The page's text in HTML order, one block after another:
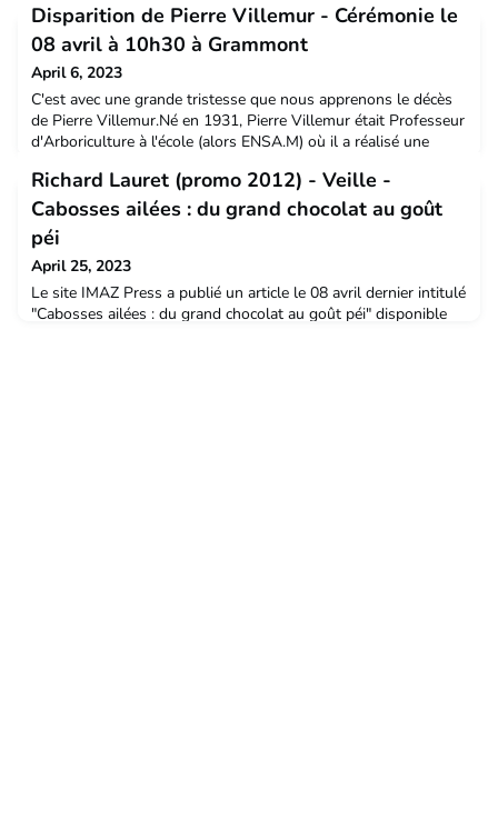
Disparition de Pierre Villemur - Cérémonie le
08 avril à 10h30 à Grammont
April 6, 2023
C'est avec une grande tristesse que nous apprenons le décès
de Pierre Villemur.Né en 1931, Pierre Villemur était Professeur
d'Arboriculture à l'école (alors ENSA.M) où il a réalisé une
mars 1996.Il était spécialiste des arbres fruitiers
méditerranéens, notamment l'olivier et a longtemps présidé la
chaire d'Arboriculture de l'école.De
Richard Lauret (promo 2012) - Veille -
Cabosses ailées : du grand chocolat au goût
péi
April 25, 2023
Le site IMAZ Press a publié un article le 08 avril dernier intitulé
"Cabosses ailées : du grand chocolat au goût péi" disponible